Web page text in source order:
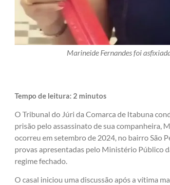
Marineide Fernandes foi
Tempo de leitura: 2 minutos
O Tribunal do Júri da Comarca de Itabuna
prisão pelo assassinato de sua companheira,
ocorreu em setembro de 2024, no bairro São
provas apresentadas pelo Ministério Público
regime fechado.
O casal iniciou uma discussão após a vítima